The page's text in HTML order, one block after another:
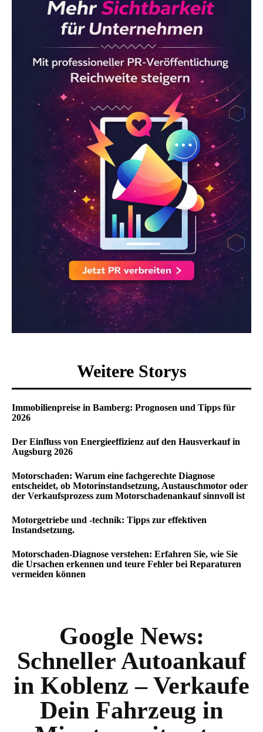
Weitere Storys
Immobilienpreise in Bamberg: Prognosen und Tipps für
2026
Der Einfluss von Energieeffizienz auf den Hausverkauf in
Augsburg 2026
Motorschaden: Warum eine fachgerechte Diagnose
entscheidet, ob Motorinstandsetzung, Austauschmotor oder
der Verkaufsprozess zum Motorschadenankauf sinnvoll ist
Motorgetriebe und -technik: Tipps zur effektiven
Instandsetzung.
Motorschaden-Diagnose verstehen: Erfahren Sie, wie Sie
die Ursachen erkennen und teure Fehler bei Reparaturen
vermeiden können
Google News:
Schneller Autoankauf
in Koblenz – Verkaufe
Dein Fahrzeug in